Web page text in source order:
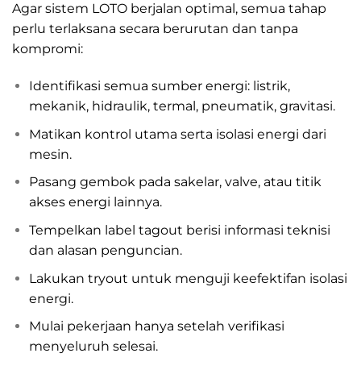
Agar sistem LOTO berjalan optimal, semua tahap
perlu terlaksana secara berurutan dan tanpa
kompromi:
Identifikasi semua sumber energi: listrik,
mekanik, hidraulik, termal, pneumatik, gravitasi.
Matikan kontrol utama serta isolasi energi dari
mesin.
Pasang gembok pada sakelar, valve, atau titik
akses energi lainnya.
Tempelkan label tagout berisi informasi teknisi
dan alasan penguncian.
Lakukan tryout untuk menguji keefektifan isolasi
energi.
Mulai pekerjaan hanya setelah verifikasi
menyeluruh selesai.